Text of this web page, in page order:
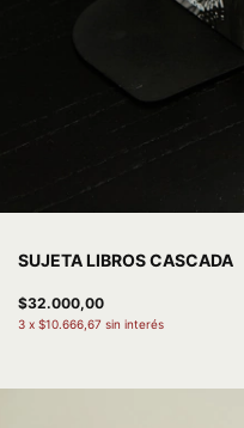
SUJETA LIBROS CASCADA
$32.000,00
3 x $10.666,67 sin interés